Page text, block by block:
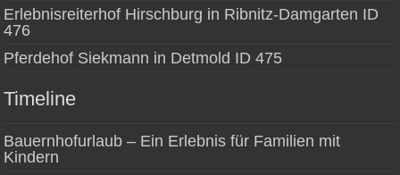
Erlebnisreiterhof Hirschburg in Ribnitz-Damgarten ID
476
Pferdehof Siekmann in Detmold ID 475
Timeline
Bauernhofurlaub – Ein Erlebnis für Familien mit
Kindern